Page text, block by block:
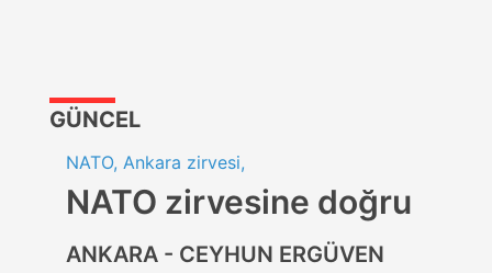
GÜNCEL
NATO, Ankara zirvesi,
NATO zirvesine doğru
ANKARA - CEYHUN ERGÜVEN